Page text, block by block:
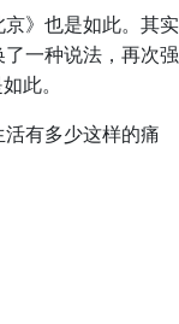
京》也是如此。其实
一种说法，再次强
此。
有多少这样的痛